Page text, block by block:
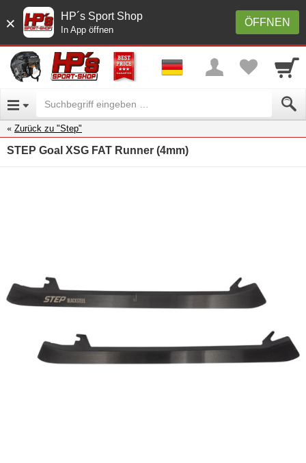
× ÖFFNEN
HP´s Sport Shop
In App öffnen
Zurück zu "Step"
STEP Goal XSG FAT Runner (4mm)